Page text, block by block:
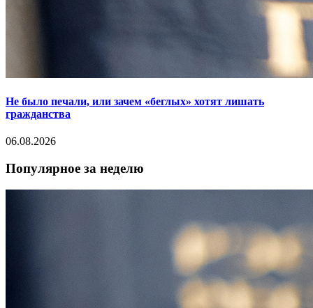
Не было печали, или зачем «беглых» хотят лишать
гражданства
06.08.2026
Популярное за неделю